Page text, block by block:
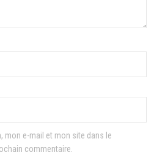
mon e-mail et mon site dans le
commentaire.